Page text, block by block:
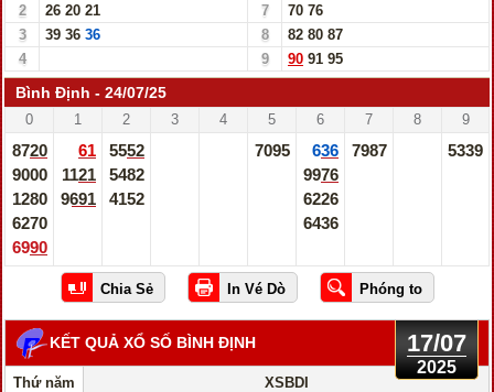
2 26 20 21 7 70 76
3
39 36 36 8 82 80 87
4
9 90 91 95
Bình Định - 24/07/25
0 1 2 3 4 5 6 7 8 9
8720
9000
1280
6270
6990
61
1121
9691
5552
5482
4152
7095
636
9976
6226
6436
7987 5339
KẾT QUẢ XỔ SỐ BÌNH ĐỊNH 17/07
2025
Thứ năm XSBDI